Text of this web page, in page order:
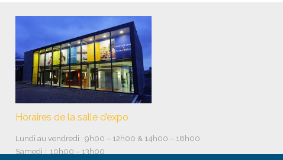
Horaires de la salle d’expo
Lundi au vendredi : 9h00 – 12h00 & 14h00 – 18h00
Samedi : 10h00 – 13h00